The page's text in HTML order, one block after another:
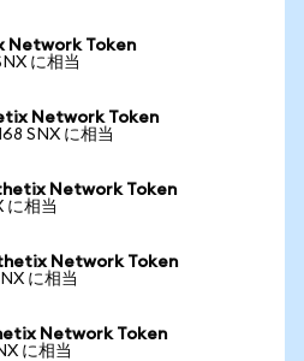
Network Token
に相当
Network Token
SNX に相当
Network Token
に相当
Network Token
に相当
Network Token
に相当